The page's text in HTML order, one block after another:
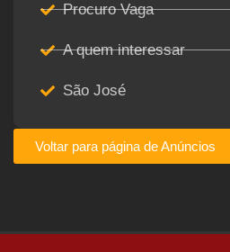
Procuro Vaga
A quem interessar
São José
Voltar para página de Anúncios